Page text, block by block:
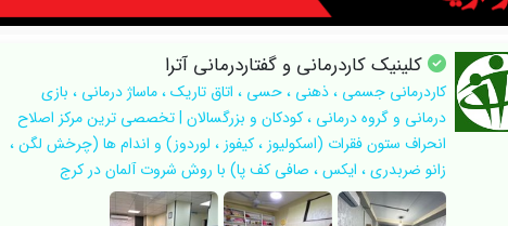
کلینیک کاردرمانی و گفتاردرمانی آترا
کاردرمانی جسمی ، ذهنی ، حسی ، اتاق تاریک ، ماساژ درمانی ، بازی
درمانی و گروه درمانی ، کودکان و بزرگسالان | تخصصی ترین مرکز اصلاح
انحراف ستون فقرات (اسکولیوز ، کیفوز ، لوردوز) و اندام ها (چرخش لگن ،
زانو ضربدری ، ایکس ، صافی کف پا) با روش شروت آلمان در کرج